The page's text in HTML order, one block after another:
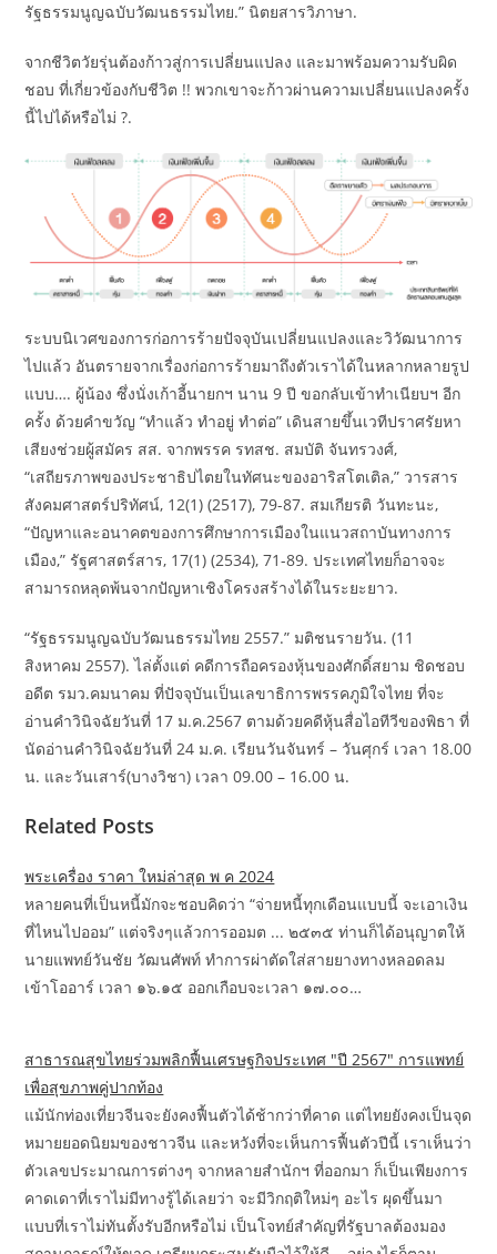
รัฐธรรมนูญฉบับวัฒนธรรมไทย.” นิตยสารวิภาษา.
จากชีวิตวัยรุ่นต้องก้าวสู่การเปลี่ยนแปลง และมาพร้อมความรับผิด
ชอบ ที่เกี่ยวข้องกับชีวิต !! พวกเขาจะก้าวผ่านความเปลี่ยนแปลงครั้ง
นี้ไปได้หรือไม่ ?.
ระบบนิเวศของการก่อการร้ายปัจจุบันเปลี่ยนแปลงและวิวัฒนาการ
ไปแล้ว อันตรายจากเรื่องก่อการร้ายมาถึงตัวเราได้ในหลากหลายรูป
แบบ…. ผู้น้อง ซึ่งนั่งเก้าอี้นายกฯ นาน 9 ปี ขอกลับเข้าทำเนียบฯ อีก
ครั้ง ด้วยคำขวัญ “ทำแล้ว ทำอยู่ ทำต่อ” เดินสายขึ้นเวทีปราศรัยหา
เสียงช่วยผู้สมัคร สส. จากพรรค รทสช. สมบัติ จันทรวงศ์,
“เสถียรภาพของประชาธิปไตยในทัศนะของอาริสโตเติล,” วารสาร
สังคมศาสตร์ปริทัศน์, 12(1) (2517), 79-87. สมเกียรติ วันทะนะ,
“ปัญหาและอนาคตของการศึกษาการเมืองในแนวสถาบันทางการ
เมือง,” รัฐศาสตร์สาร, 17(1) (2534), 71-89. ประเทศไทยก็อาจจะ
สามารถหลุดพ้นจากปัญหาเชิงโครงสร้างได้ในระยะยาว.
“รัฐธรรมนูญฉบับวัฒนธรรมไทย 2557.” มติชนรายวัน. (11
สิงหาคม 2557). ไล่ตั้งแต่ คดีการถือครองหุ้นของศักดิ์สยาม ชิดชอบ
อดีต รมว.คมนาคม ที่ปัจจุบันเป็นเลขาธิการพรรคภูมิใจไทย ที่จะ
อ่านคำวินิจฉัยวันที่ 17 ม.ค.2567 ตามด้วยคดีหุ้นสื่อไอทีวีของพิธา ที่
นัดอ่านคำวินิจฉัยวันที่ 24 ม.ค. เรียนวันจันทร์ – วันศุกร์ เวลา 18.00
น. และวันเสาร์(บางวิชา) เวลา 09.00 – 16.00 น.
Related Posts
พระเครื่อง ราคา ใหม่ล่าสุด พ ค 2024
หลายคนที่เป็นหนี้มักจะชอบคิดว่า “จ่ายหนี้ทุกเดือนแบบนี้ จะเอาเงิน
ที่ไหนไปออม” แต่จริงๆแล้วการออมต ... ๒๕๓๕ ท่านก็ได้อนุญาตให้
นายแพทย์วันชัย วัฒนศัพท์ ทำการผ่าตัดใส่สายยางทางหลอดลม
เข้าโออาร์ เวลา ๑๖.๑๕ ออกเกือบจะเวลา ๑๗.๐๐…
สาธารณสุขไทยร่วมพลิกฟื้นเศรษฐกิจประเทศ "ปี 2567" การแพทย์
เพื่อสุขภาพคู่ปากท้อง
แม้นักท่องเที่ยวจีนจะยังคงฟื้นตัวได้ช้ากว่าที่คาด แต่ไทยยังคงเป็นจุด
หมายยอดนิยมของชาวจีน และหวังที่จะเห็นการฟื้นตัวปีนี้ เราเห็นว่า
ตัวเลขประมาณการต่างๆ จากหลายสำนักฯ ที่ออกมา ก็เป็นเพียงการ
คาดเดาที่เราไม่มีทางรู้ได้เลยว่า จะมีวิกฤติใหม่ๆ อะไร ผุดขึ้นมา
แบบที่เราไม่ทันตั้งรับอีกหรือไม่ เป็นโจทย์สำคัญที่รัฐบาลต้องมอง